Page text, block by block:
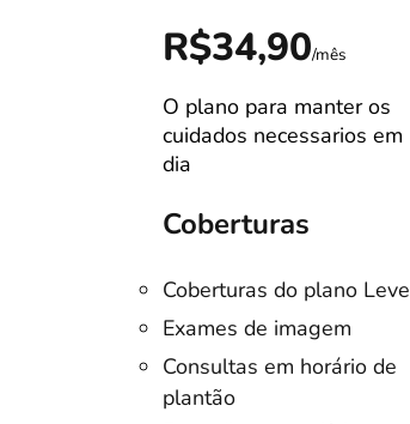
R$34,90/mês
O plano para manter os
cuidados necessarios em
dia
Coberturas
Coberturas do plano Leve
Exames de imagem
Consultas em horário de
plantão